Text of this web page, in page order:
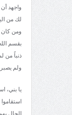
واجهد
لك من
ومن
بقسم
ذنباً من
ولم
يا بني،
الحال